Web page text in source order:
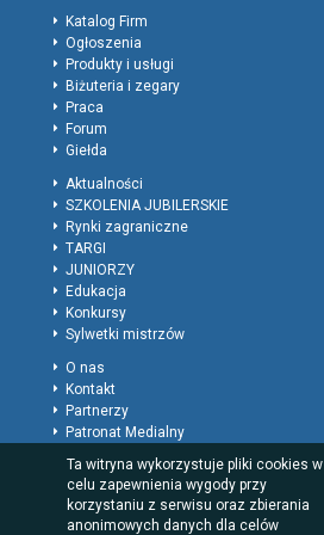
Katalog Firm
Ogłoszenia
Produkty i usługi
Biżuteria i zegary
Praca
Forum
Giełda
Aktualności
SZKOLENIA JUBILERSKIE
Rynki zagraniczne
TARGI
JUNIORZY
Edukacja
Konkursy
Sylwetki mistrzów
O nas
Kontakt
Partnerzy
Patronat Medialny
Polityka prywatności
Regulamin
Reklama
Rodzaje wpisów dla firm
Ta witryna wykorzystuje pliki cookies w
celu zapewnienia wygody przy
korzystaniu z serwisu oraz zbierania
anonimowych danych dla celów